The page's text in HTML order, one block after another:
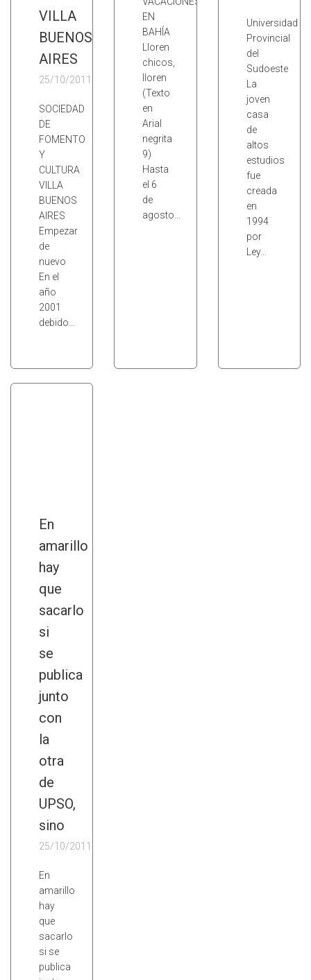
VILLA
BUENOS
AIRES
25/10/2011
SOCIEDAD
DE
FOMENTO
Y
CULTURA
VILLA
BUENOS
AIRES
Empezar
de
nuevo
En el
año
2001
debido…
EN
BAHÍA
Lloren
chicos,
lloren
(Texto
en
Arial
negrita
9)
Hasta
el 6
de
agosto…
Universidad
Provincial
del
Sudoeste
La
joven
casa
de
altos
estudios
fue
creada
en
1994
por
Ley…
En
amarillo
hay
que
sacarlo
si
se
publica
junto
con
la
otra
de
UPSO,
sino
25/10/2011
En
amarillo
hay
que
sacarlo
si se
publica